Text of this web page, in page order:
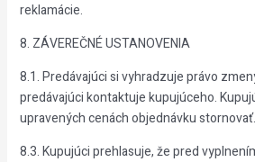
reklamácie.
8. ZÁVEREČNÉ USTANOVENIA
8.1. Predávajúci si vyhradzuje právo
predávajúci kontaktuje kupujúceho.
upravených cenách objednávku stornovať.
8.3. Kupujúci prehlasuje, že pred